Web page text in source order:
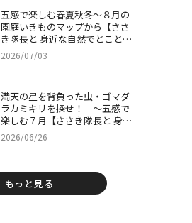
五感で楽しむ春夏秋冬～８月の
園庭いきものマップから【ささ
き隊長と 身近な自然でとことん
遊ぼう！＃31】
2026/07/03
満天の星を背負った虫・ゴマダ
ラカミキリを探せ！ ～五感で
楽しむ７月【ささき隊長と 身近
な自然でとことん遊ぼう！＃
30】
2026/06/26
もっと見る